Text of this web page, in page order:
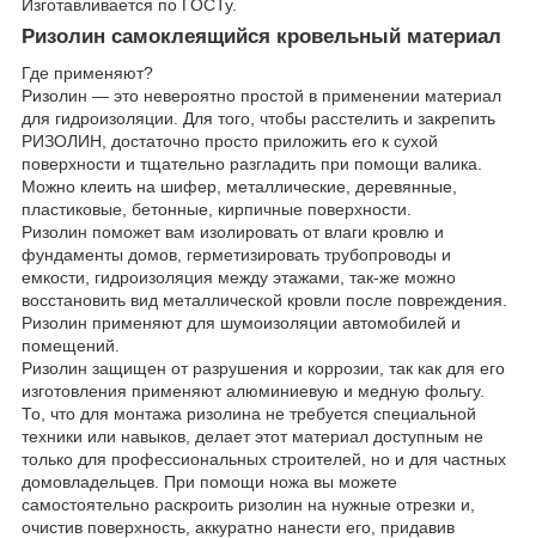
Изготавливается по ГОСТу.
Ризолин самоклеящийся кровельный материал
Где применяют?
Ризолин — это невероятно простой в применении материал
для гидроизоляции. Для того, чтобы расстелить и закрепить
РИЗОЛИН, достаточно просто приложить его к сухой
поверхности и тщательно разгладить при помощи валика.
Можно клеить на шифер, металлические, деревянные,
пластиковые, бетонные, кирпичные поверхности.
Ризолин поможет вам изолировать от влаги кровлю и
фундаменты домов, герметизировать трубопроводы и
емкости, гидроизоляция между этажами, так-же можно
восстановить вид металлической кровли после повреждения.
Ризолин применяют для шумоизоляции автомобилей и
помещений.
Ризолин защищен от разрушения и коррозии, так как для его
изготовления применяют алюминиевую и медную фольгу.
То, что для монтажа ризолина не требуется специальной
техники или навыков, делает этот материал доступным не
только для профессиональных строителей, но и для частных
домовладельцев. При помощи ножа вы можете
самостоятельно раскроить ризолин на нужные отрезки и,
очистив поверхность, аккуратно нанести его, придавив